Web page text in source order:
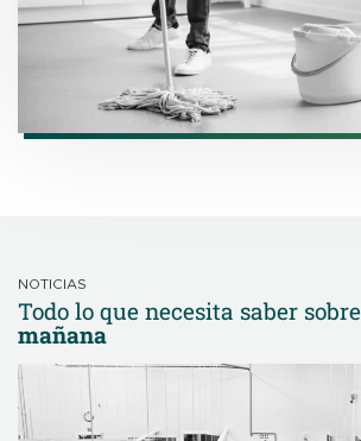
NOTICIAS
Todo lo que necesita saber sobre
mañana